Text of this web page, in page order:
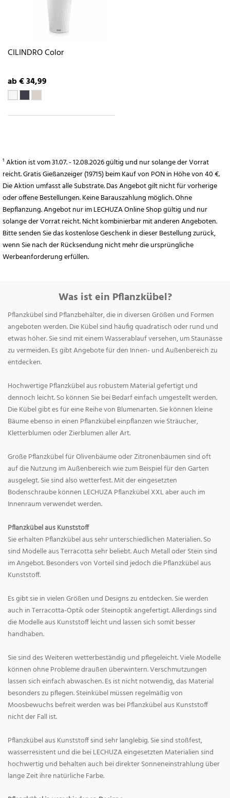
CILINDRO Color
ab € 34,99
¹ Aktion ist vom 31.07. - 12.08.2026 gültig und nur solange der Vorrat
reicht. Gratis Gießanzeiger (19715) beim Kauf von PON in Höhe von 40 €.
Die Aktion umfasst alle Substrate. Das Angebot gilt nicht für vorherige
oder offene Bestellungen. Keine Barauszahlung möglich. Ohne
Bepflanzung. Angebot nur im LECHUZA Online Shop gültig und nur
solange der Vorrat reicht. Nicht kombinierbar mit anderen Angeboten.
Bitte senden Sie das kostenlose Geschenk in dieser Bestellung zurück,
wenn Sie nach der Rücksendung nicht mehr die ursprüngliche
Werbeanforderung erfüllen.
Was ist ein Pflanzkübel?
Pflanzkübel sind Pflanzbehälter, die in diversen Größen und Formen
angeboten werden. Die Kübel sind häufig quadratisch oder rund und
etwas höher. Sie sind mit einem Wasserablauf versehen, um Staunässe
zu vermeiden. Es gibt Angebote für den Innen- und Außenbereich zu
entdecken.
Hochwertige Pflanzkübel aus robustem Material gefertigt und
dennoch leicht. So können Sie bei Bedarf einfach umgestellt werden.
Die Kübel gibt es für eine Reihe von Blumenarten. Sie können kleine
Bäume ebenso in einen Pflanzkübel einpflanzen wie Sträucher,
Kletterblumen oder Zierblumen aller Art.
Große Pflanzkübel für Olivenbäume oder Zitronenbäumen sind oft
auf die Nutzung im Außenbereich wie zum Beispiel für den Garten
ausgelegt. Sie sind also wetterfest. Mit der eingesetzten
Bodenschraube können LECHUZA Pflanzkübel XXL aber auch im
Innenraum verwendet werden.
Pflanzkübel aus Kunststoff
Sie erhalten Pflanzkübel aus sehr unterschiedlichen Materialien. So
sind Modelle aus Terracotta sehr beliebt. Auch Metall oder Stein sind
im Angebot. Besonders von Vorteil sind jedoch die Pflanzkübel aus
Kunststoff.
Es gibt sie in vielen Größen und Designs zu entdecken. Sie werden
auch in Terracotta-Optik oder Steinoptik angefertigt. Allerdings sind
die Modelle aus Kunststoff leicht und lassen sich somit besser
handhaben.
Sie sind des Weiteren wetterbeständig und pflegeleicht. Viele Modelle
können ohne Probleme draußen überwintern. Verschmutzungen
lassen sich einfach abwaschen. Es ist nicht notwendig, das Material
besonders zu pflegen. Steinkübel müssen regelmäßig von
Moosbewuchs befreit werden was bei Pflanzkübel aus Kunststoff
nicht der Fall ist.
Pflanzkübel aus Kunststoff sind sehr langlebig. Sie sind stoßfest,
wasserresistent und die bei LECHUZA eingesetzten Materialien sind
hochwertig und behalten auch bei direkter Sonneneinstrahlung über
lange Zeit ihre natürliche Farbe.